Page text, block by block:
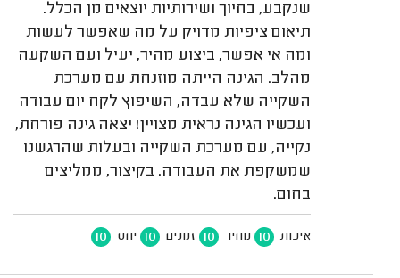
שנקבע, בחיוך ושירותיות יוצאים מן הכלל.
תיאום ציפיות מדויק על מה שאפשר לעשות
ומה אי אפשר, ביצוע מהיר, יעיל ועם השקעה
מהלב. הגינה הייתה מוזנחת עם מערכת
השקייה שלא עבדה, השיפוץ לקח יום עבודה
ועכשיו הגינה נראית מצויין! יצאה גינה פורחת,
נקייה, עם מערכת השקייה ובעלות שהרגשנו
שמשקפת את העבודה. בקיצור, ממליצים
בחום.
איכות 10 מחיר 10 זמנים 10 יחס 10